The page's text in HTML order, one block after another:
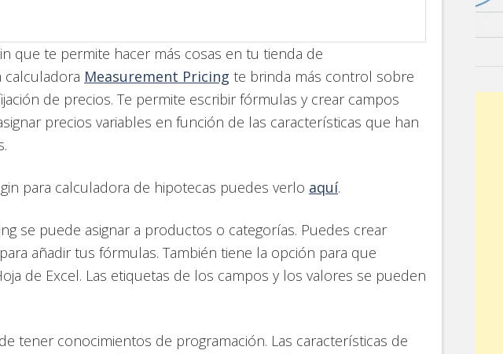
que te permite hacer más cosas en tu tienda de
calculadora Measurement Pricing te brinda más control sobre
de precios. Te permite escribir fórmulas y crear campos
precios variables en función de las características que han
para calculadora de hipotecas puedes verlo aquí.
se puede asignar a productos o categorías. Puedes crear
añadir tus fórmulas. También tiene la opción para que
de Excel. Las etiquetas de los campos y los valores se pueden
tener conocimientos de programación. Las características de